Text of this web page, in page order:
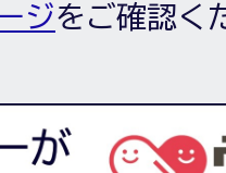
ジをご確認く